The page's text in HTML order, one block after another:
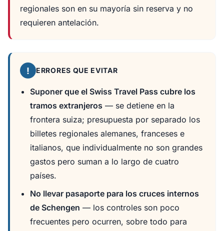
regionales son en su mayoría sin reserva y no
requieren antelación.
! ERRORES QUE EVITAR
Suponer que el Swiss Travel Pass cubre los
tramos extranjeros — se detiene en la
frontera suiza; presupuesta por separado los
billetes regionales alemanes, franceses e
italianos, que individualmente no son grandes
gastos pero suman a lo largo de cuatro
países.
No llevar pasaporte para los cruces internos
de Schengen — los controles son poco
frecuentes pero ocurren, sobre todo para